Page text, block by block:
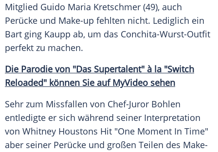
Mitglied Guido Maria Kretschmer (49), auch
Perücke und Make-up fehlten nicht. Lediglich ein
Bart ging Kaupp ab, um das Conchita-Wurst-Outfit
perfekt zu machen.
Die Parodie von "Das Supertalent" à la "Switch
Reloaded" können Sie aufMyVideo sehen
Sehr zum Missfallen von Chef-Juror Bohlen
entledigte er sich während seiner Interpretation
von Whitney Houstons Hit "One Moment In Time"
aber seiner Perücke und großen Teilen des Make-